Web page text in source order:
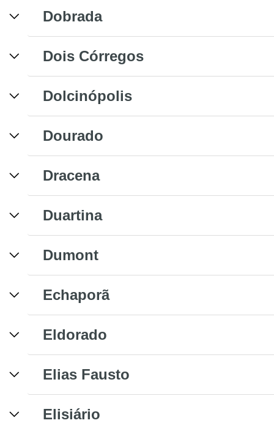
Dobrada
Dois Córregos
Dolcinópolis
Dourado
Dracena
Duartina
Dumont
Echaporã
Eldorado
Elias Fausto
Elisiário